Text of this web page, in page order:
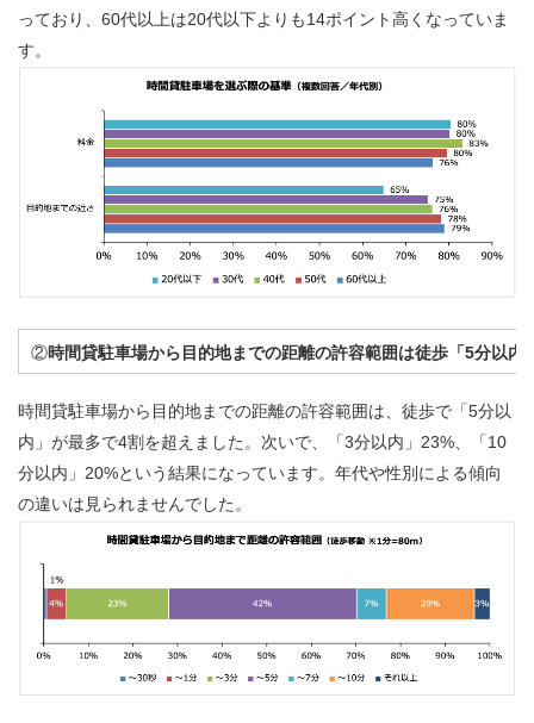
っており、60代以上は20代以下よりも14ポイント高くなっていま
す。
②時間貸駐車場から目的地までの距離の許容範囲は徒歩「5分以内
時間貸駐車場から目的地までの距離の許容範囲は、徒歩で「5分以
内」が最多で4割を超えました。次いで、「3分以内」23%、「10
分以内」20%という結果になっています。年代や性別による傾向
の違いは見られませんでした。